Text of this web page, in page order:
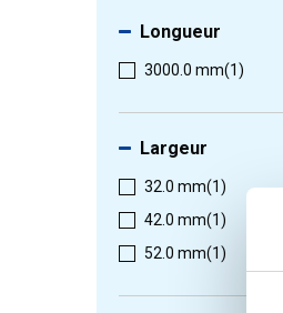
Longueur
3000.0 mm(1)
Largeur
32.0 mm(1)
42.0 mm(1)
52.0 mm(1)